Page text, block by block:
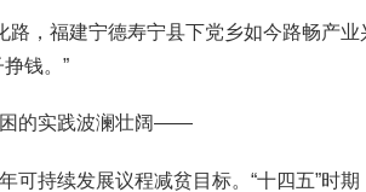
，福建宁德寿宁县下党乡如今路畅产业
钱。”
的实践波澜壮阔——
持续发展议程减贫目标。“十四五”时